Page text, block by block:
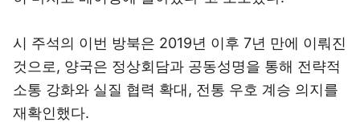
시 주석의 이번 방북은 2019년 이후 7년 만에 이뤄진
것으로, 양국은 정상회담과 공동성명을 통해 전략적
소통 강화와 실질 협력 확대, 전통 우호 계승 의지를
재확인했다.